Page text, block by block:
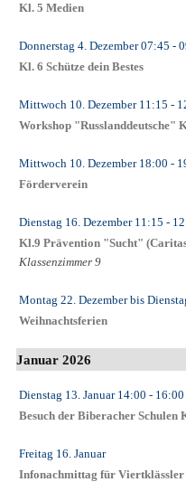
Kl. 5 Medien
Donnerstag 4. Dezember07:45 -
Kl. 6 Schütze dein Bestes
Mittwoch 10. Dezember11:15 -
Workshop "Russlanddeutsche"
Mittwoch 10. Dezember18:00 -
Förderverein
Dienstag 16. Dezember11:15 -
Kl.9 Prävention "Sucht"
Klassenzimmer 9
Montag 22. Dezemberbis
Weihnachtsferien
Januar 2026
Dienstag 13. Januar14:00 - 16:00
Besuch der Biberacher Schulen
Freitag 16. Januar
Infonachmittag für